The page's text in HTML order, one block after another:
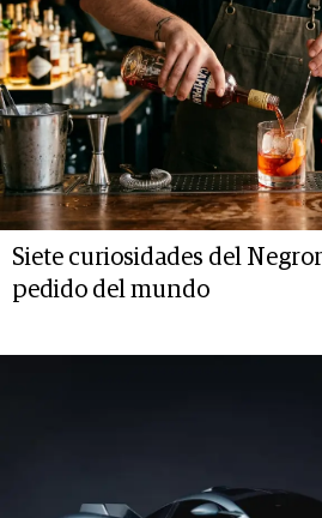
Siete curiosidades del
pedido del mundo